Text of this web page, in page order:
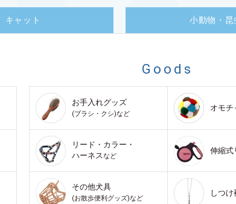
キャット 小動物・昆
Goods
お手入れグッズ
(ブラシ・クシ)など
オモチ
リード・カラー・
ハーネスなど
伸縮式
その他犬具
(お散歩便利グッズ)など
しつけ